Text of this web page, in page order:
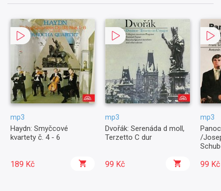
mp3
Haydn: Smyčcové
kvartety č. 4 - 6
189 Kč
mp3
Dvořák: Serenáda d moll,
Terzetto C dur
99 Kč
mp3
/
99 Kč